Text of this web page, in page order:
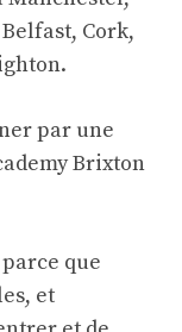
Cork,
par une
Brixton
que
et